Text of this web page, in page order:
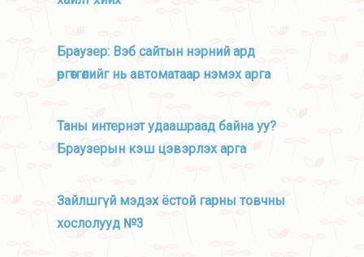
Браузер: Вэб сайтын нэрний ард
өргөтгөлийг нь автоматаар нэмэх арга
Таны интернэт удаашраад байна уу?
Браузерын кэш цэвэрлэх арга
Зайлшгүй мэдэх ёстой гарны товчны
хослолууд №3